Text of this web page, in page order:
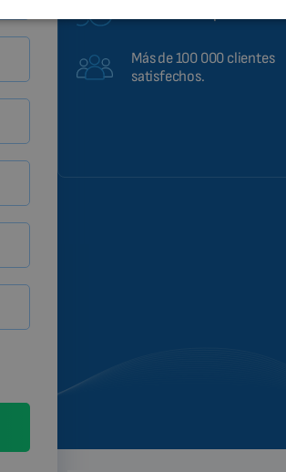
Más de 100 000 clientes
satisfechos.